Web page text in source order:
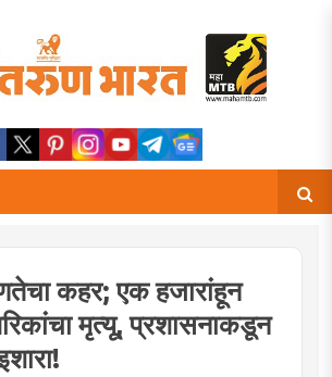
कहर; एक हजारांहून
मृत्यू, प्रशासनाकडून